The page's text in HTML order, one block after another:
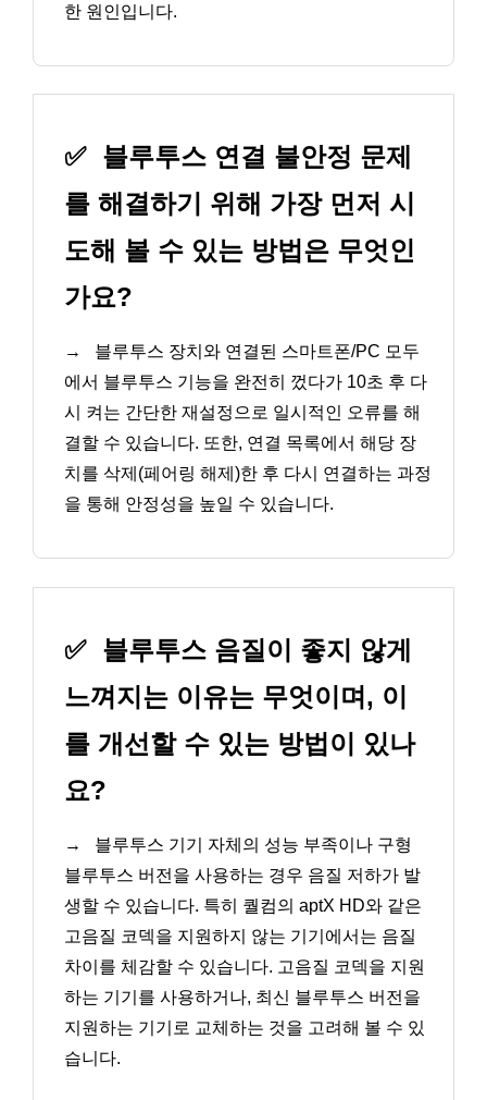
한 원인입니다.
✅ 블루투스 연결 불안정 문제
를 해결하기 위해 가장 먼저 시
도해 볼 수 있는 방법은 무엇인
가요?
→
블루투스 장치와 연결된 스마트폰/PC 모두
에서 블루투스 기능을 완전히 껐다가 10초 후 다
시 켜는 간단한 재설정으로 일시적인 오류를 해
결할 수 있습니다. 또한, 연결 목록에서 해당 장
치를 삭제(페어링 해제)한 후 다시 연결하는 과정
을 통해 안정성을 높일 수 있습니다.
✅ 블루투스 음질이 좋지 않게
느껴지는 이유는 무엇이며, 이
를 개선할 수 있는 방법이 있나
요?
→
블루투스 기기 자체의 성능 부족이나 구형
블루투스 버전을 사용하는 경우 음질 저하가 발
생할 수 있습니다. 특히 퀄컴의 aptX HD와 같은
고음질 코덱을 지원하지 않는 기기에서는 음질
차이를 체감할 수 있습니다. 고음질 코덱을 지원
하는 기기를 사용하거나, 최신 블루투스 버전을
지원하는 기기로 교체하는 것을 고려해 볼 수 있
습니다.